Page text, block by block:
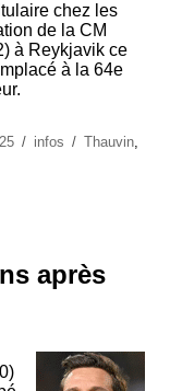
chez les
de la CM
à Reykjavik ce
à la 64e
Catégories
infos Étiquettes
Thauvin,
après